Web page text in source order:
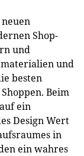
Shop-
und
und
besten
Beim
ein
Design Wert
in
ein wahres